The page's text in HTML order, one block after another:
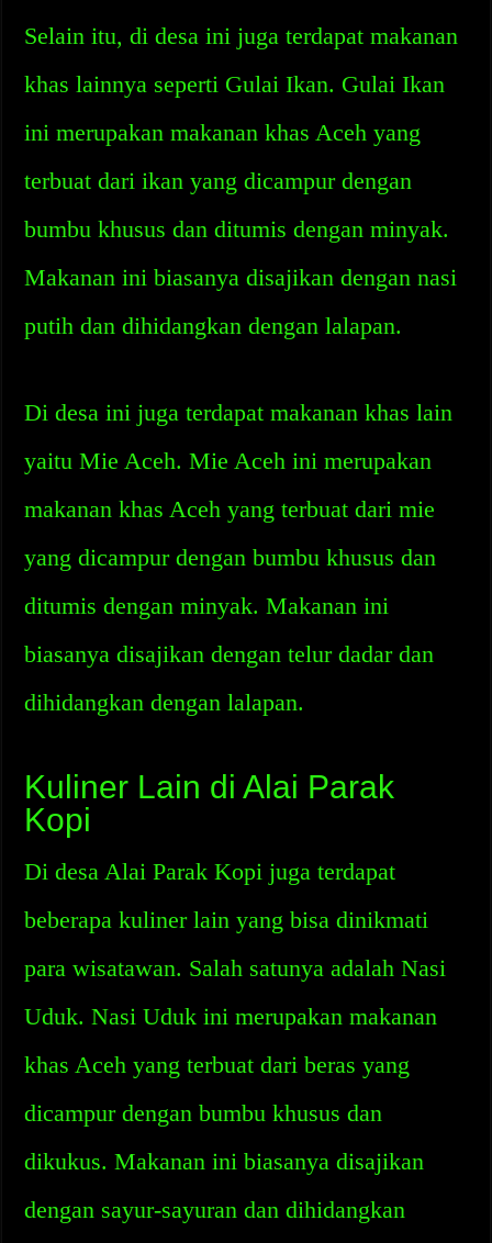
Selain itu, di desa ini juga terdapat makanan
khas lainnya seperti Gulai Ikan. Gulai Ikan
ini merupakan makanan khas Aceh yang
terbuat dari ikan yang dicampur dengan
bumbu khusus dan ditumis dengan minyak.
Makanan ini biasanya disajikan dengan nasi
putih dan dihidangkan dengan lalapan.
Di desa ini juga terdapat makanan khas lain
yaitu Mie Aceh. Mie Aceh ini merupakan
makanan khas Aceh yang terbuat dari mie
yang dicampur dengan bumbu khusus dan
ditumis dengan minyak. Makanan ini
biasanya disajikan dengan telur dadar dan
dihidangkan dengan lalapan.
Kuliner Lain di Alai Parak
Kopi
Di desa Alai Parak Kopi juga terdapat
beberapa kuliner lain yang bisa dinikmati
para wisatawan. Salah satunya adalah Nasi
Uduk. Nasi Uduk ini merupakan makanan
khas Aceh yang terbuat dari beras yang
dicampur dengan bumbu khusus dan
dikukus. Makanan ini biasanya disajikan
dengan sayur-sayuran dan dihidangkan